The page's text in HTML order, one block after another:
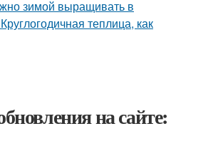
на сайте: